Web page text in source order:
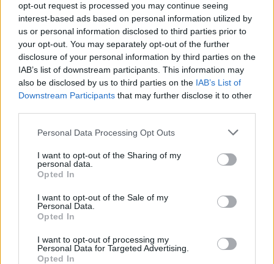
opt-out request is processed you may continue seeing
interest-based ads based on personal information utilized by
us or personal information disclosed to third parties prior to
your opt-out. You may separately opt-out of the further
disclosure of your personal information by third parties on the
IAB’s list of downstream participants. This information may
also be disclosed by us to third parties on the IAB’s List of
Downstream Participants that may further disclose it to other
Personal Data Processing Opt Outs
I want to opt-out of the Sharing of my
personal data.
Opted In
I want to opt-out of the Sale of my
Personal Data.
Opted In
I want to opt-out of processing my
Personal Data for Targeted Advertising.
Opted In
Cinquentenário do Supercross da Poutena
celebra duas rondas do CNSX
O Supercross da Poutena celebrou 50 anos com uma
jornada dupla do Campeonato Nacional de Supercross,
nos dias 1...
POR BEATRIZ ALEXANDRE 5 AGOSTO, 2026
COMPETIÇÃO